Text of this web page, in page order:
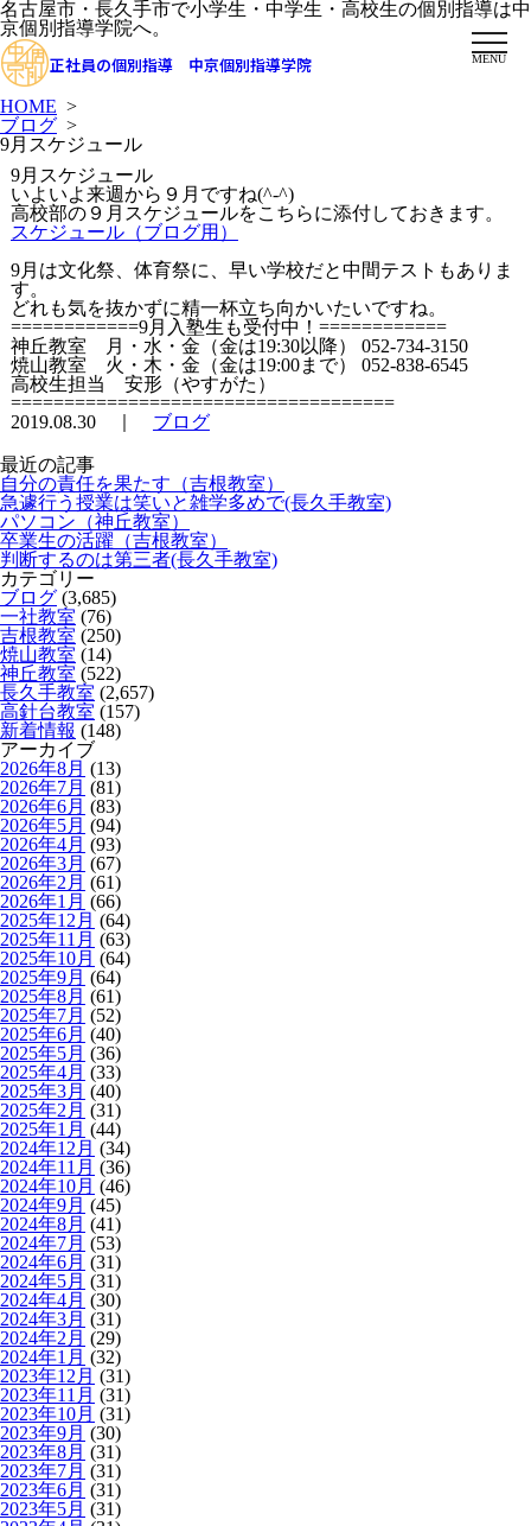
名古屋市・長久手市で小学生・中学生・高校生の個別指導は中
京個別指導学院へ。
正社員の個別指導 中京個別指導学院 MENU
HOME >
ブログ >
9月スケジュール
9月スケジュール
いよいよ来週から９月ですね(^-^)
高校部の９月スケジュールをこちらに添付しておきます。
スケジュール（ブログ用）
9月は文化祭、体育祭に、早い学校だと中間テストもありま
す。
どれも気を抜かずに精一杯立ち向かいたいですね。
============9月入塾生も受付中！============
神丘教室 月・水・金（金は19:30以降） 052-734-3150
焼山教室 火・木・金（金は19:00まで） 052-838-6545
高校生担当 安形（やすがた）
====================================
2019.08.30 ｜ ブログ
最近の記事
自分の責任を果たす（吉根教室）
急遽行う授業は笑いと雑学多めで(長久手教室)
パソコン（神丘教室）
卒業生の活躍（吉根教室）
判断するのは第三者(長久手教室)
カテゴリー
ブログ (3,685)
一社教室 (76)
吉根教室 (250)
焼山教室 (14)
神丘教室 (522)
長久手教室 (2,657)
高針台教室 (157)
新着情報 (148)
アーカイブ
2026年8月 (13)
2026年7月 (81)
2026年6月 (83)
2026年5月 (94)
2026年4月 (93)
2026年3月 (67)
2026年2月 (61)
2026年1月 (66)
2025年12月 (64)
2025年11月 (63)
2025年10月 (64)
2025年9月 (64)
2025年8月 (61)
2025年7月 (52)
2025年6月 (40)
2025年5月 (36)
2025年4月 (33)
2025年3月 (40)
2025年2月 (31)
2025年1月 (44)
2024年12月 (34)
2024年11月 (36)
2024年10月 (46)
2024年9月 (45)
2024年8月 (41)
2024年7月 (53)
2024年6月 (31)
2024年5月 (31)
2024年4月 (30)
2024年3月 (31)
2024年2月 (29)
2024年1月 (32)
2023年12月 (31)
2023年11月 (31)
2023年10月 (31)
2023年9月 (30)
2023年8月 (31)
2023年7月 (31)
2023年6月 (31)
2023年5月 (31)